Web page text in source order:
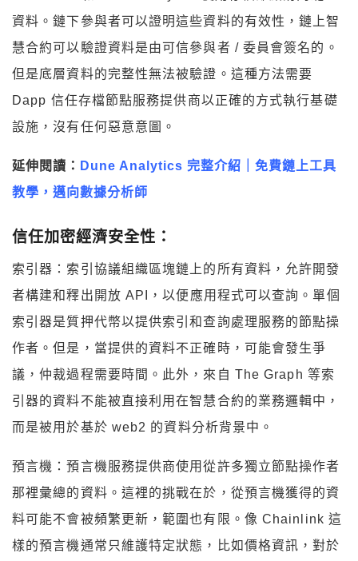
資料。鏈下參與者可以證明這些資料的有效性，鏈上智
慧合約可以驗證資料是由可信參與者 / 委員會簽名的。
但是底層資料的完整性無法被驗證。這種方法需要
Dapp 信任存檔節點服務提供商以正確的方式執行基礎
設施，沒有任何惡意意圖。
延伸閱讀： Dune Analytics 完整介紹｜免費鏈上工具
教學，邁向數據分析師
信任加密經濟安全性：
索引器：索引協議組織區塊鏈上的所有資料，允許開發
者構建和釋出開放 API，以便應用程式可以查詢。單個
索引器是質押代幣以提供索引和查詢處理服務的節點操
作者。但是，當提供的資料不正確時，可能會發生爭
議，仲裁過程需要時間。此外，來自 The Graph 等索
引器的資料不能被直接利用在智慧合約的業務邏輯中，
而是被用於基於 web2 的資料分析背景中。
預言機：預言機服務提供商使用從許多獨立節點操作者
那裡彙總的資料。這裡的挑戰在於，從預言機獲得的資
料可能不會被頻繁更新，範圍也有限。像 Chainlink 這
樣的預言機通常只維護特定狀態，比如價格資訊，對於